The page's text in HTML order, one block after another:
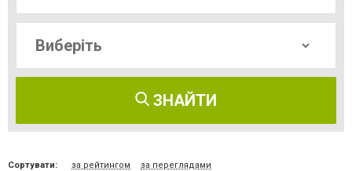
ЗНАЙТИ
Сортувати: за рейтингом за переглядами